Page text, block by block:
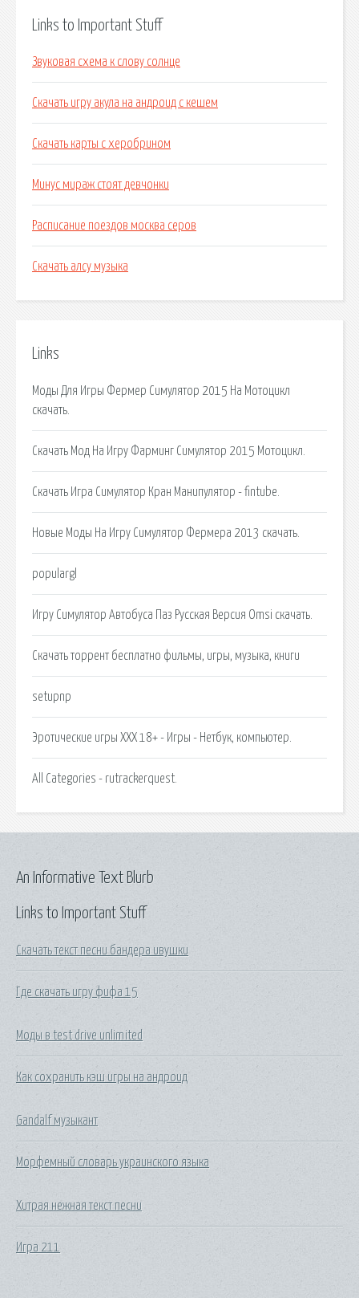
Links to Important Stuff
Звуковая схема к слову солнце
Скачать игру акула на андроид с кешем
Скачать карты с херобрином
Минус мираж стоят девчонки
Расписание поездов москва серов
Скачать алсу музыка
Links
Моды Для Игры Фермер Симулятор 2015 На Мотоцикл
скачать.
Скачать Мод На Игру Фарминг Симулятор 2015 Мотоцикл.
Скачать Игра Симулятор Кран Манипулятор - fintube.
Новые Моды На Игру Симулятор Фермера 2013 скачать.
populargl
Игру Симулятор Автобуса Паз Русская Версия Omsi скачать.
Скачать торрент бесплатно фильмы, игры, музыка, книги
setupnp
Эротические игры XXX 18+ - Игры - Нетбук, компьютер.
All Categories - rutrackerquest.
Links to Important Stuff
Скачать текст песни бандера ивушки
Где скачать игру фифа 15
Моды в test drive unlimited
Как сохранить кэш игры на андроид
Gandalf музыкант
Морфемный словарь украинского языка
Хитрая нежная текст песни
Игра 211
An Informative Text Blurb